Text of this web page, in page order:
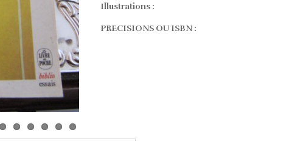
Illustrations :
PRECISIONS OU ISBN :